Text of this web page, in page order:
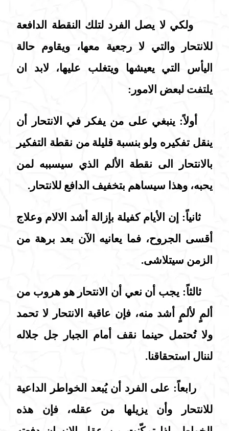
ولكي لا يصل الفرد لتلك النقطة الدافعة
للانتحار والتي لا رجعية معها، ويقاوم حالة
اليأس التي يعيشها ويتغلب عليها، لابد ان
يلتفت لبعض الامور:
أولاً: ينبغي على من يفكر في الانتحار أن
ينقل تفكيره ولو بنسبة قليلة من نقطة التفكير
بالانتحار الى نقطة الألم الذي سيسببه لمن
يحبه، وهذا سيساهم بتخفيف الدافع للانتحار.
ثانياً: إن الأيام كفيلة بإزالة أشد الالام وعلاج
أقسى الجروح، فما يعانيه الآن بعد برهة من
الزمن سيتلاشى.
ثالثاً: يجب أن نعي أن الانتحار هو هروب من
ألمٍ لألمٍ أشد منه، فإن عاقبة الانتحار لا تحمد
ولا تُحتمل حينما نقف أمام الجبار جل جلاله
لننال استحقاقنا.
رابعاً: على الفرد أن يُبعد الخواطر الداعية
للانتحار وأن يزيلها من عقله، فإن هذه